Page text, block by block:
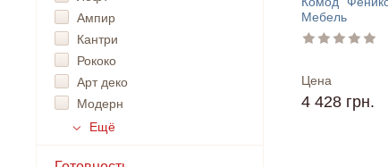
Ампир
Кантри
Рококо
Арт деко
Модерн
Ещё
Мебель
Цена
4 428 грн.